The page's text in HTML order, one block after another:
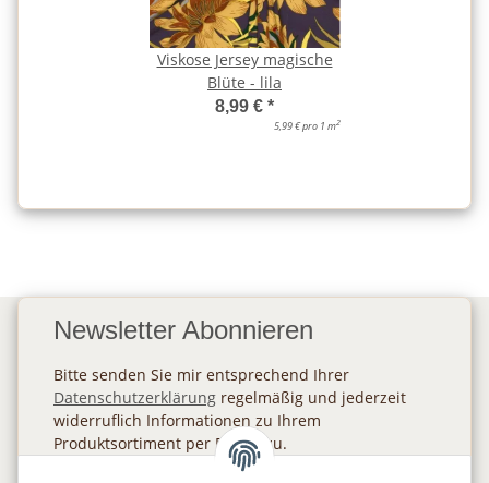
Viskose Jersey magische
Blüte - lila
8,99 € *
5,99 € pro 1 m2
Newsletter Abonnieren
Bitte senden Sie mir entsprechend Ihrer
Datenschutzerklärung regelmäßig und jederzeit
widerruflich Informationen zu Ihrem
Produktsortiment per E-Mail zu.